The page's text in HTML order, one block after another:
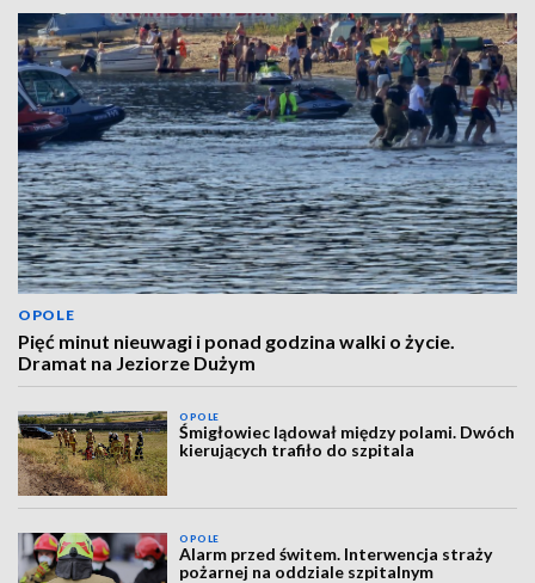
OPOLE
Pięć minut nieuwagi i ponad godzina walki o życie.
Dramat na Jeziorze Dużym
OPOLE
Śmigłowiec lądował między polami. Dwóch
kierujących trafiło do szpitala
OPOLE
Alarm przed świtem. Interwencja straży
pożarnej na oddziale szpitalnym